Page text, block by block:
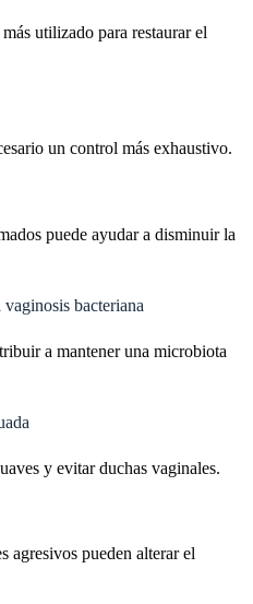
utilizado para restaurar el
un control más exhaustivo.
puede ayudar a disminuir la
bacteriana
a mantener una microbiota
y evitar duchas vaginales.
agresivos pueden alterar el